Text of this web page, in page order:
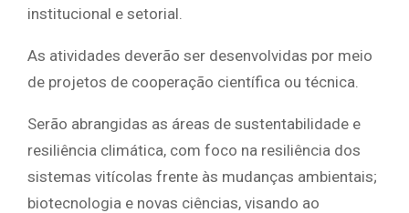
institucional e setorial.
As atividades deverão ser desenvolvidas por meio
de projetos de cooperação científica ou técnica.
Serão abrangidas as áreas de sustentabilidade e
resiliência climática, com foco na resiliência dos
sistemas vitícolas frente às mudanças ambientais;
biotecnologia e novas ciências, visando ao